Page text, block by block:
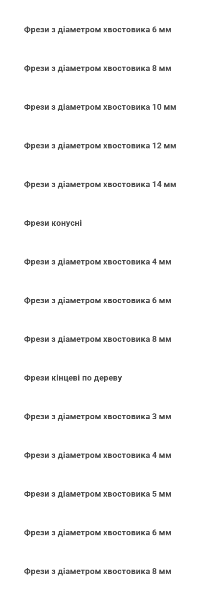
Фрези з діаметром хвостовика 6 мм
Фрези з діаметром хвостовика 8 мм
Фрези з діаметром хвостовика 10 мм
Фрези з діаметром хвостовика 12 мм
Фрези з діаметром хвостовика 14 мм
Фрези конусні
Фрези з діаметром хвостовика 4 мм
Фрези з діаметром хвостовика 6 мм
Фрези з діаметром хвостовика 8 мм
Фрези кінцеві по дереву
Фрези з діаметром хвостовика 3 мм
Фрези з діаметром хвостовика 4 мм
Фрези з діаметром хвостовика 5 мм
Фрези з діаметром хвостовика 6 мм
Фрези з діаметром хвостовика 8 мм